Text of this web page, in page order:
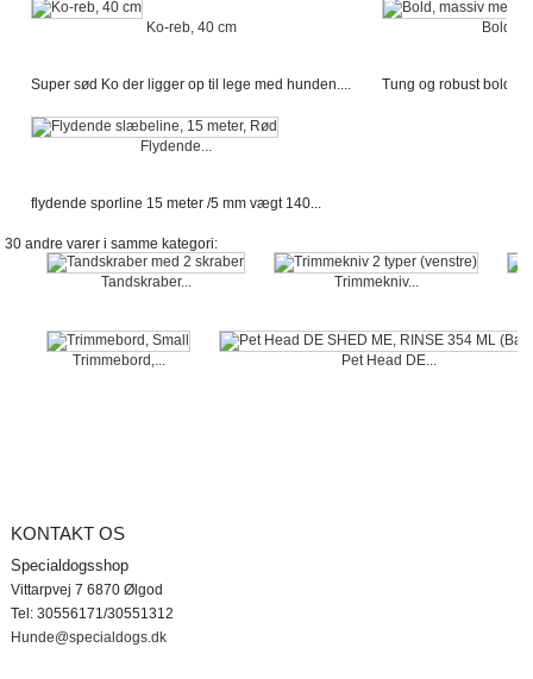
Ko-reb, 40 cm
Super sød Ko der ligger op til lege med hunden....
Bold,
Tung og robust bold. 6
Flydende...
flydende sporline 15 meter /5 mm vægt 140...
30 andre varer i samme kategori:
Tandskraber... Trimmekniv...
Trimmebord,... Pet Head DE...
KONTAKT OS
Specialdogsshop
Vittarpvej 7 6870 Ølgod
Tel: 30556171/30551312
Hunde@specialdogs.dk